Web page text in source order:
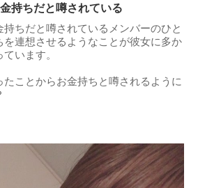
持ちだと噂されている
ちだと噂されているメンバーのひと
を連想させるようなことが彼女に多か
います。
ことからお金持ちと噂されるように